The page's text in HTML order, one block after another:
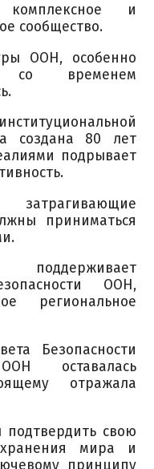
комплексное и
сообщество.
ООН, особенно
со временем
создана 80 лет
подрывает
затрагивающие
приниматься
ООН,
региональное
Безопасности
оставалась
отражала
свою
мира и
принципу